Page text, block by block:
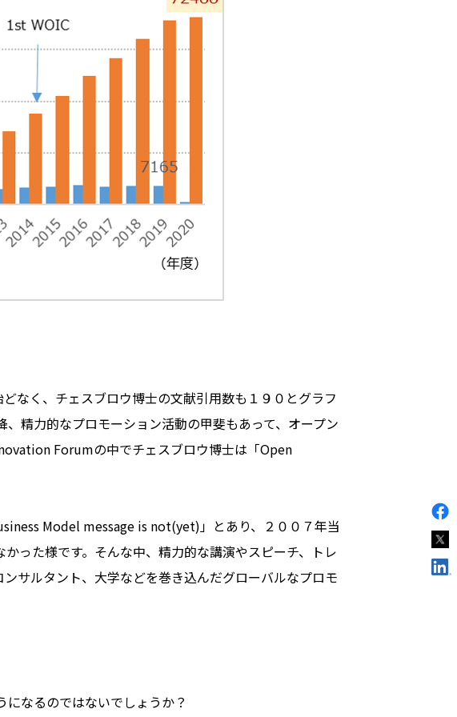
なく、チェスブロウ博士の文献引用数も１９０とグラフ
精力的なプロモーション活動の甲斐もあって、オープン
Forumの中でチェスブロウ博士は「Open
Model message is not(yet)」とあり、２００７年当
った様です。そんな中、精力的な講演やスピーチ、トレ
サルタント、大学などを巻き込んだグローバルなプロモ
なるのではないでしょうか？